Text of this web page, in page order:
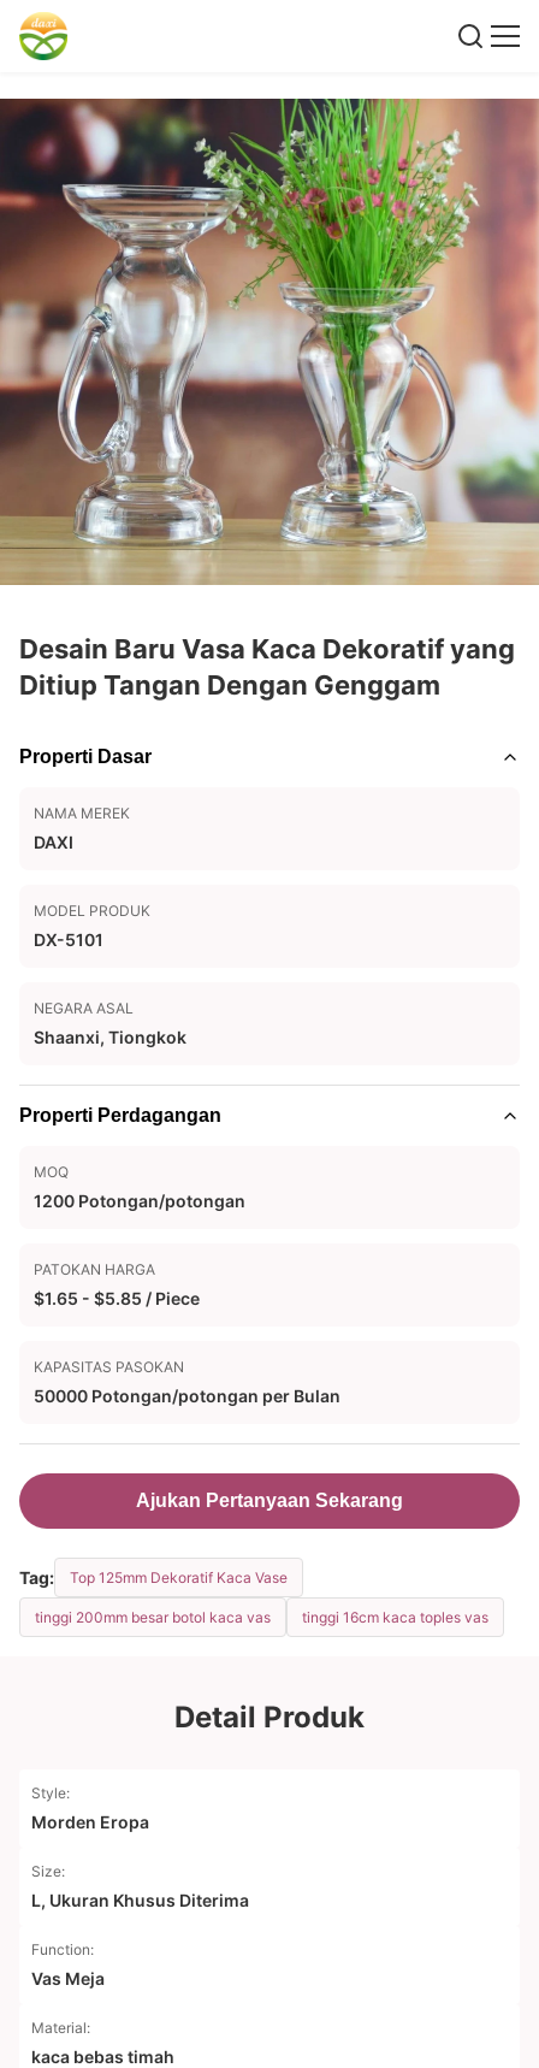
Desain Baru Vasa Kaca Dekoratif yang
Ditiup Tangan Dengan Genggam
Properti Dasar
NAMA MEREK
DAXI
MODEL PRODUK
DX-5101
NEGARA ASAL
Shaanxi, Tiongkok
Properti Perdagangan
MOQ
1200 Potongan/potongan
PATOKAN HARGA
$1.65 - $5.85 / Piece
KAPASITAS PASOKAN
50000 Potongan/potongan per Bulan
Ajukan Pertanyaan Sekarang
Tag: Top 125mm Dekoratif Kaca Vase
tinggi 200mm besar botol kaca vas tinggi 16cm kaca toples vas
Detail Produk
Style:
Morden Eropa
Size:
L, Ukuran Khusus Diterima
Function:
Vas Meja
Material:
kaca bebas timah